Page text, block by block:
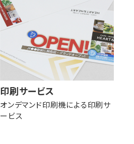
印刷サービス
オンデマンド印刷機による印刷サ
ービス